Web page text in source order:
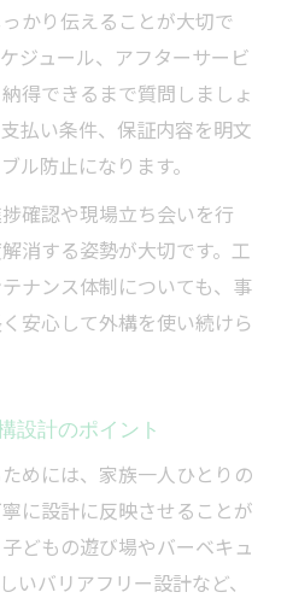
かり伝えることが大切で
ジュール、アフターサービ
得できるまで質問しましょ
払い条件、保証内容を明文
ル防止になります。
確認や現場立ち会いを行
消する姿勢が大切です。工
ナンス体制についても、事
安心して外構を使い続けら
設計のポイント
めには、家族一人ひとりの
に設計に反映させることが
どもの遊び場やバーベキュ
いバリアフリー設計など、